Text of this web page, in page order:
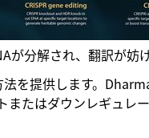
分解され、翻訳が妨げ
を提供します。
たはダウンレギュレ